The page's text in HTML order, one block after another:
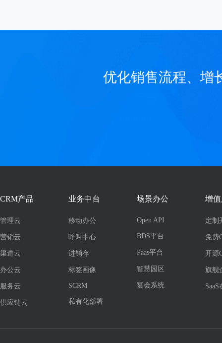
优化销售流程、增
CRM产品
管理云
营销云
渠道云
办公云
服务云
供应链云
业务中台
移动办公
呼叫中心
进销存
标签画像
SCRM
私有化部署
场景办公
Open API
BDS平台
Paas平台
智慧园区
宴会系统
增
定制
免费
开源
旗舰